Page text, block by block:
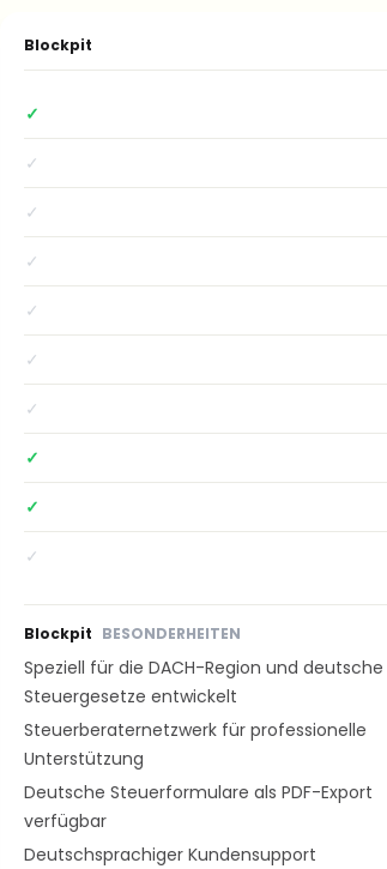
Blockpit
✓
✓
✓
✓
✓
✓
✓
✓
✓
✓
Blockpit BESONDERHEITEN
Speziell für die DACH-Region und deutsche
Steuergesetze entwickelt
Steuerberaternetzwerk für professionelle
Unterstützung
Deutsche Steuerformulare als PDF-Export
verfügbar
Deutschsprachiger Kundensupport